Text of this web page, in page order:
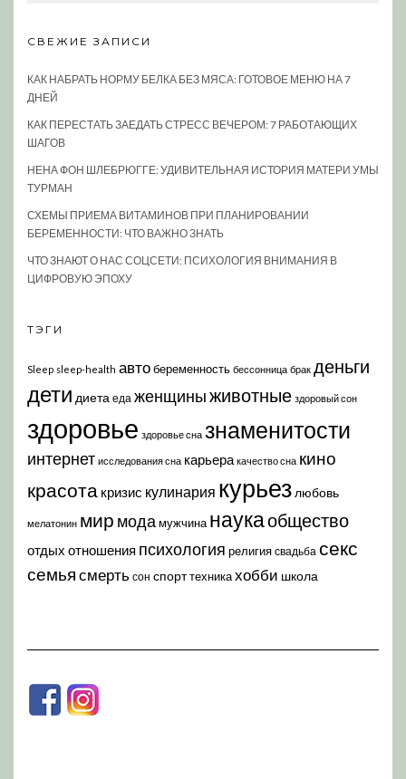
СВЕЖИЕ ЗАПИСИ
КАК НАБРАТЬ НОРМУ БЕЛКА БЕЗ МЯСА: ГОТОВОЕ МЕНЮ НА 7
ДНЕЙ
КАК ПЕРЕСТАТЬ ЗАЕДАТЬ СТРЕСС ВЕЧЕРОМ: 7 РАБОТАЮЩИХ
ШАГОВ
НЕНА ФОН ШЛЕБРЮГГЕ: УДИВИТЕЛЬНАЯ ИСТОРИЯ МАТЕРИ УМЫ
ТУРМАН
СХЕМЫ ПРИЕМА ВИТАМИНОВ ПРИ ПЛАНИРОВАНИИ
БЕРЕМЕННОСТИ: ЧТО ВАЖНО ЗНАТЬ
ЧТО ЗНАЮТ О НАС СОЦСЕТИ: ПСИХОЛОГИЯ ВНИМАНИЯ В
ЦИФРОВУЮ ЭПОХУ
ТЭГИ
Sleep sleep-health автобеременность бессонница брак деньги
дети диета еда женщиныживотные здоровый сон
здоровье здоровье сна знаменитости
интернет исследования сна карьера качество сна кино
красота кризис кулинария курьез любовь
мелатонин мир модамужчина наукаобщество
отдых отношения психология религия свадьба секс
семья смерть сон спорттехникахобби школа